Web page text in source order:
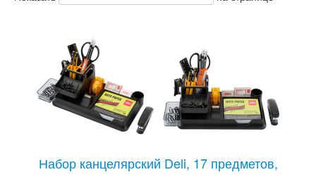
Набор канцелярский Deli, 17 предметов,